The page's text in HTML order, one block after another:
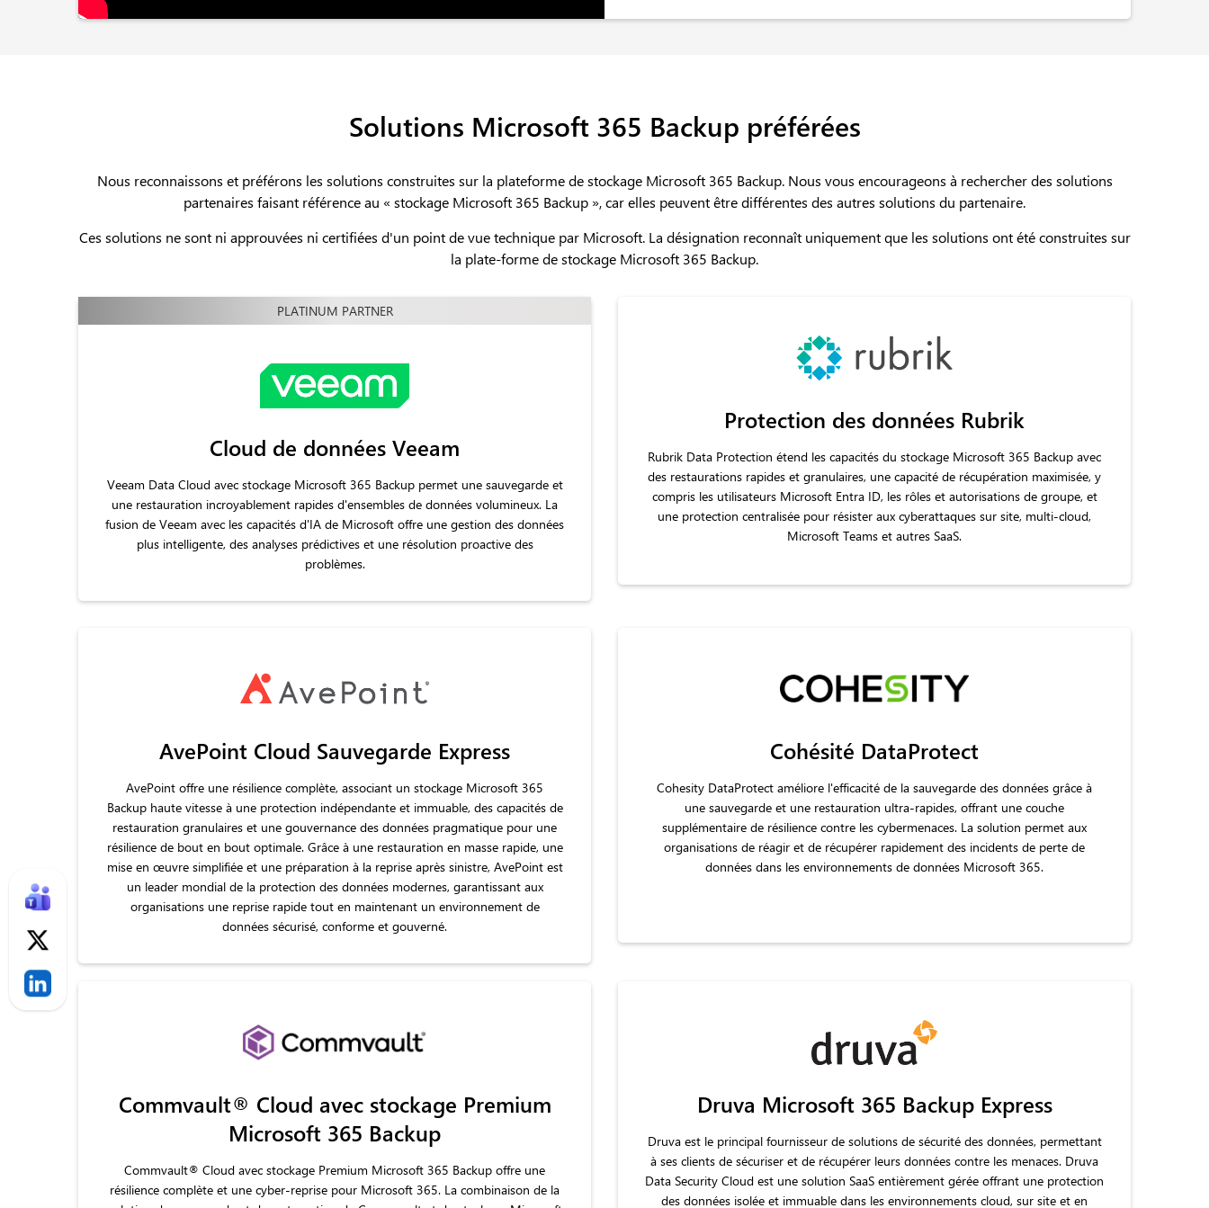
Solutions Microsoft 365 Backup préférées
Nous reconnaissons et préférons les solutions construites sur la plateforme de stockage Microsoft 365 Backup. Nous vous encourageons à rechercher des solutions
partenaires faisant référence au « stockage Microsoft 365 Backup », car elles peuvent être différentes des autres solutions du partenaire.
Ces solutions ne sont ni approuvées ni certifiées d'un point de vue technique par Microsoft. La désignation reconnaît uniquement que les solutions ont été construites sur
la plate-forme de stockage Microsoft 365 Backup.
Cloud de données Veeam
Veeam Data Cloud avec stockage Microsoft 365 Backup permet une sauvegarde et
une restauration incroyablement rapides d'ensembles de données volumineux. La
fusion de Veeam avec les capacités d'IA de Microsoft offre une gestion des données
plus intelligente, des analyses prédictives et une résolution proactive des
problèmes.
Protection des données Rubrik
Rubrik Data Protection étend les capacités du stockage Microsoft 365 Backup avec
des restaurations rapides et granulaires, une capacité de récupération maximisée, y
compris les utilisateurs Microsoft Entra ID, les rôles et autorisations de groupe, et
une protection centralisée pour résister aux cyberattaques sur site, multi-cloud,
Microsoft Teams et autres SaaS.
AvePoint Cloud Sauvegarde Express
AvePoint offre une résilience complète, associant un stockage Microsoft 365
Backup haute vitesse à une protection indépendante et immuable, des capacités de
restauration granulaires et une gouvernance des données pragmatique pour une
résilience de bout en bout optimale. Grâce à une restauration en masse rapide, une
mise en œuvre simplifiée et une préparation à la reprise après sinistre, AvePoint est
un leader mondial de la protection des données modernes, garantissant aux
organisations une reprise rapide tout en maintenant un environnement de
données sécurisé, conforme et gouverné.
Cohésité DataProtect
Cohesity DataProtect améliore l'efficacité de la sauvegarde des données grâce à
une sauvegarde et une restauration ultra-rapides, offrant une couche
supplémentaire de résilience contre les cybermenaces. La solution permet aux
organisations de réagir et de récupérer rapidement des incidents de perte de
données dans les environnements de données Microsoft 365.
Commvault® Cloud avec stockage Premium
Microsoft 365 Backup
Commvault® Cloud avec stockage Premium Microsoft 365 Backup offre une
résilience complète et une cyber-reprise pour Microsoft 365. La combinaison de la
Druva Microsoft 365 Backup Express
Druva est le principal fournisseur de solutions de sécurité des données, permettant
à ses clients de sécuriser et de récupérer leurs données contre les menaces. Druva
Data Security Cloud est une solution SaaS entièrement gérée offrant une protection
des données isolée et immuable dans les environnements cloud, sur site et en